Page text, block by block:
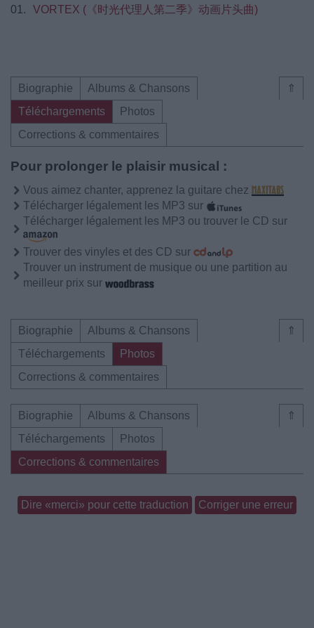
01.
VORTEX (《时光代理人第二季》动画片头曲)
⇑
Biographie
Albums & Chansons
Téléchargements
Photos
Corrections & commentaires
Pour prolonger le plaisir musical :
Vous aimez chanter, apprenez la guitare chez
Télécharger légalement les MP3 sur
Télécharger légalement les MP3 ou trouver le CD sur
Trouver des vinyles et des CD sur
Trouver un instrument de musique ou une partition au
meilleur prix sur
⇑
Biographie
Albums & Chansons
Téléchargements
Photos
Corrections & commentaires
⇑
Biographie
Albums & Chansons
Téléchargements
Photos
Corrections & commentaires
Dire «merci» pour cette traduction Corriger une erreur